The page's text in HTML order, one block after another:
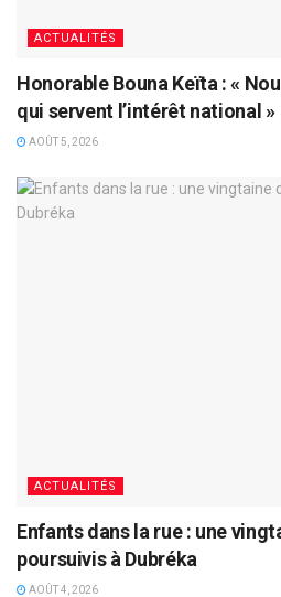
ACTUALITÉS
Honorable Bouna Keïta : «
qui servent l’intérêt national »
AOÛT 5, 2026
ACTUALITÉS
Enfants dans la rue : une
poursuivis à Dubréka
AOÛT 4, 2026